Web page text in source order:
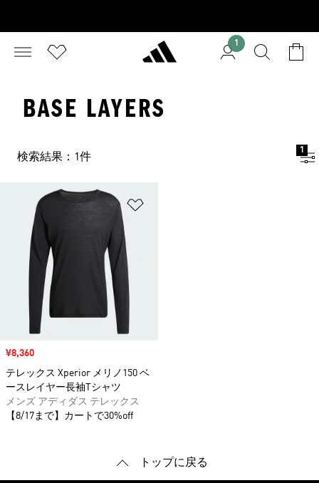
1
BASE LAYERS
検索結果：1件
1
セール価格
¥8,360
テレックス Xperior メリノ150 ベ
ースレイヤー長袖Tシャツ
メンズ アディダス テレックス
【8/17まで】カートで30%off
トップに戻る